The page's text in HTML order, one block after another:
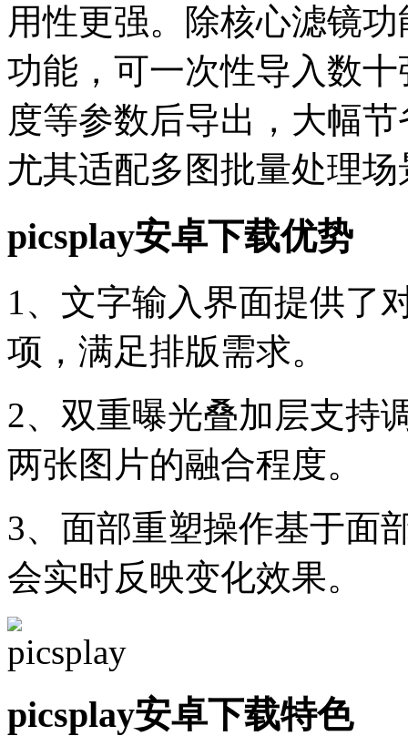
用性更强。除核心滤镜
功能，可一次性导入数
度等参数后导出，大幅
尤其适配多图批量处理场
picsplay安卓下载优势
1、文字输入界面提供了
项，满足排版需求。
2、双重曝光叠加层支持
两张图片的融合程度。
3、面部重塑操作基于面
会实时反映变化效果。
picsplay安卓下载特色